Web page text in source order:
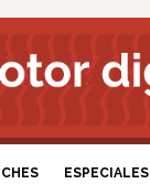
ESPECIALES